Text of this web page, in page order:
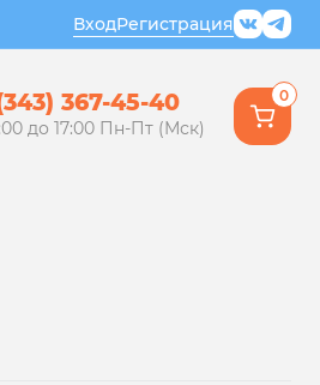
ВходРегистрация
367-45-40
до 17:00 Пн-Пт (Мск)
0